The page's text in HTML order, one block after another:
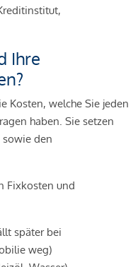
Ihre
Kosten, welche Sie jeden
haben. Sie setzen
den
Fixkosten und
später bei
weg)